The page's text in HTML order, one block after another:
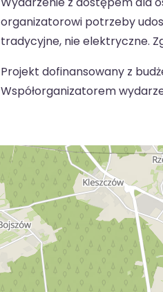
organizatorowi potrzeby
tradycyjne, nie elektryczne.
Projekt dofinansowany z
Współorganizatorem